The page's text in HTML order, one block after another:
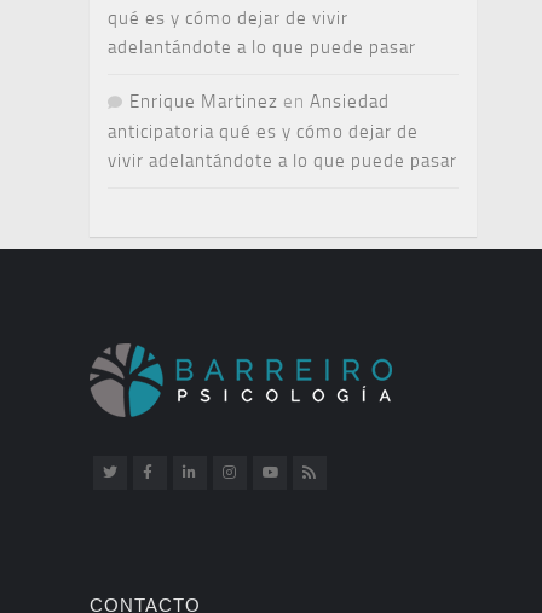
qué es y cómo dejar de vivir
adelantándote a lo que puede pasar
Enrique Martinez en Ansiedad
anticipatoria qué es y cómo dejar de
vivir adelantándote a lo que puede pasar
CONTACTO